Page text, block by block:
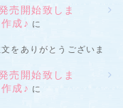
売開始致しま
成♪ に
をありがとうございま
売開始致しま
成♪ に